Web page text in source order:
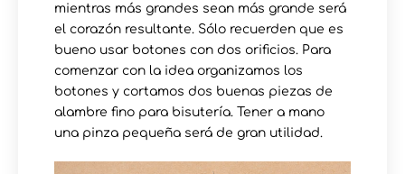
mientras más grandes sean más grande será
el corazón resultante. Sólo recuerden que es
bueno usar botones con dos orificios. Para
comenzar con la idea organizamos los
botones y cortamos dos buenas piezas de
alambre fino para bisutería. Tener a mano
una pinza pequeña será de gran utilidad.